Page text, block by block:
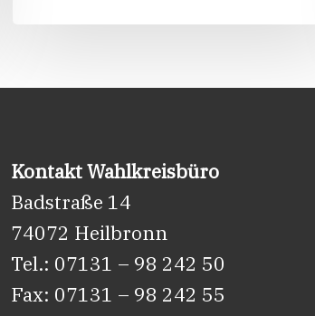
Kontakt Wahlkreisbüro
Badstraße 14
74072 Heilbronn
Tel.: 07131 – 98 242 50
Fax: 07131 – 98 242 55